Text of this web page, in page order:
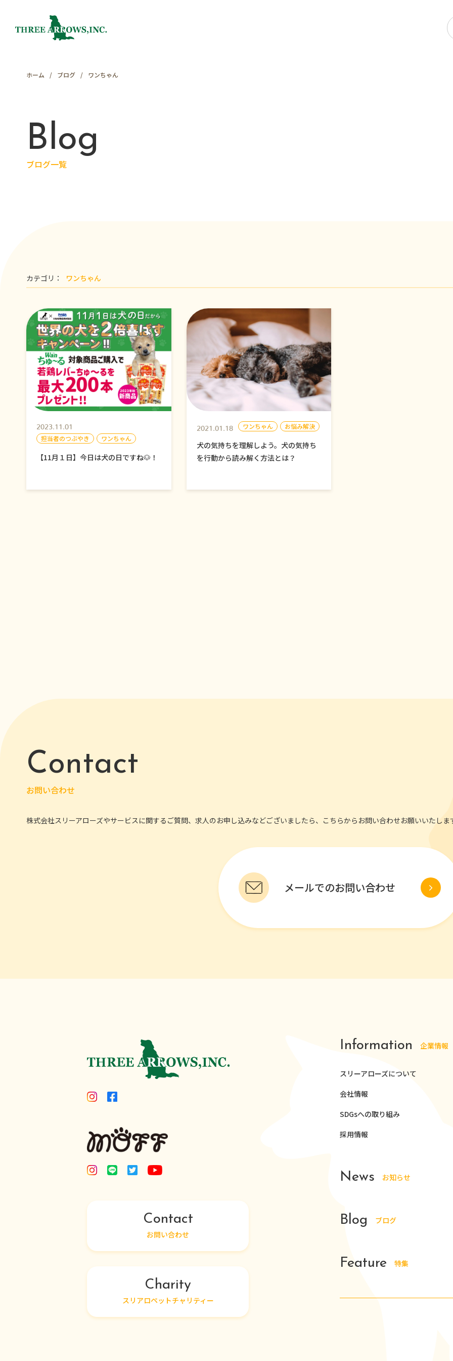
ホーム ブログ ワンちゃん
Blog
ブログ一覧
カテゴリ： ワンちゃん
2023.11.01
担当者のつぶやき ワンちゃん
【11月１日】今日は犬の日ですね🐶！
2021.01.18 ワンちゃん お悩み解決
犬の気持ちを理解しよう。犬の気持ち
を行動から読み解く方法とは？
Contact
お問い合わせ
株式会社スリーアローズやサービスに関するご質問、求人のお申し込みなどございましたら、こちらからお問い合わせお願いいたしま
メールでのお問い合わせ
Contact
お問い合わせ
Charity
スリアロペットチャリティー
Information 企業情報
スリーアローズについて
会社情報
SDGsへの取り組み
採用情報
News お知らせ
Blog ブログ
Feature 特集